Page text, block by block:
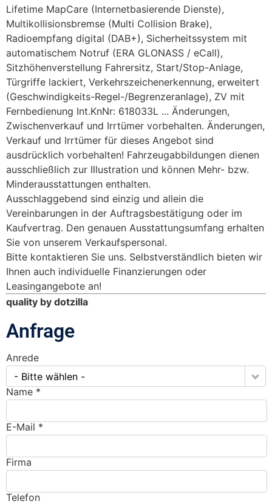
Lifetime MapCare (Internetbasierende Dienste),
Multikollisionsbremse (Multi Collision Brake),
Radioempfang digital (DAB+), Sicherheitssystem mit
automatischem Notruf (ERA GLONASS / eCall),
Sitzhöhenverstellung Fahrersitz, Start/Stop-Anlage,
Türgriffe lackiert, Verkehrszeichenerkennung, erweitert
(Geschwindigkeits-Regel-/Begrenzeranlage), ZV mit
Fernbedienung Int.KnNr: 618033L ... Änderungen,
Zwischenverkauf und Irrtümer vorbehalten. Änderungen,
Verkauf und Irrtümer für dieses Angebot sind
ausdrücklich vorbehalten! Fahrzeugabbildungen dienen
ausschließlich zur Illustration und können Mehr- bzw.
Minderausstattungen enthalten.
Ausschlaggebend sind einzig und allein die
Vereinbarungen in der Auftragsbestätigung oder im
Kaufvertrag. Den genauen Ausstattungsumfang erhalten
Sie von unserem Verkaufspersonal.
Bitte kontaktieren Sie uns. Selbstverständlich bieten wir
Ihnen auch individuelle Finanzierungen oder
Leasingangebote an!
quality by dotzilla
Anfrage
Anrede
- Bitte wählen -
Name *
E-Mail *
Firma
Telefon